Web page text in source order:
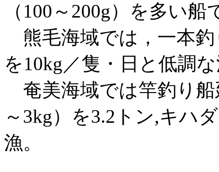
（100～200g）を多い
熊毛海域では，一本釣
を10kg／隻・日と低調
奄美海域では竿釣り
～3kg）を3.2トン,キハ
漁。